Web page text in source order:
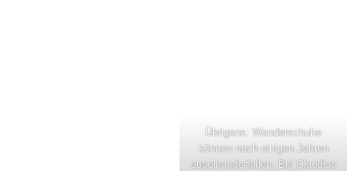
Übrigens: Wanderschuhe
können nach einigen Jahren
auseinanderfallen. Bei Claudias